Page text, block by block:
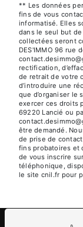
** Les données
fins de vous
informatisé. Elles
dans le seul but
collectées seront
DES'IMMO 96 rue
rectification,
de retrait de votre
d’introduire une
que d’organiser le
exercer ces droits
69220 Lancié ou
être demandé.
de prise de
fins probatoires et
de vous inscrire
téléphonique,
le site cnil.fr pour